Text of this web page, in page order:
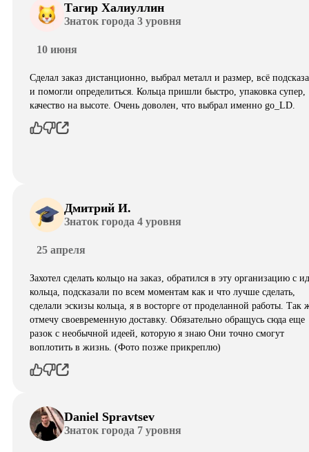
Тагир Халиуллин
Знаток города 3 уровня
10 июня
Сделал заказ дистанционно, выбрал металл и размер, всё
и помогли определиться. Кольца пришли быстро, упаковка супер,
качество на высоте. Очень доволен, что выбрал именно go_LD.
Дмитрий И.
Знаток города 4 уровня
25 апреля
Захотел сделать кольцо на заказ, обратился в эту организацию с
кольца, подсказали по всем моментам как и что лучше сделать,
сделали эскизы кольца, я в восторге от проделанной работы. Так
отмечу своевременную доставку. Обязательно обращусь сюда еще
разок с необычной идеей, которую я знаю Они точно смогут
воплотить в жизнь. (Фото позже прикреплю)
Daniel Spravtsev
Знаток города 7 уровня